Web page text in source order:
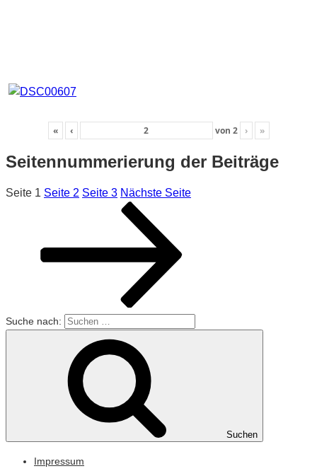
« ‹ von 2 › »
Seitennummerierung der Beiträge
Seite 1 Seite 2 Seite 3 Nächste Seite
Suche nach:
Suchen
Impressum